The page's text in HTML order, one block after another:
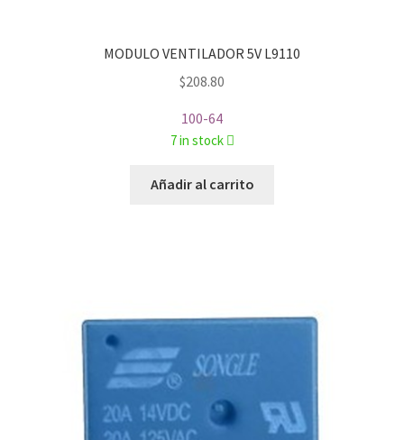
MODULO VENTILADOR 5V L9110
$208.80
100-64
7 in stock
Añadir al carrito